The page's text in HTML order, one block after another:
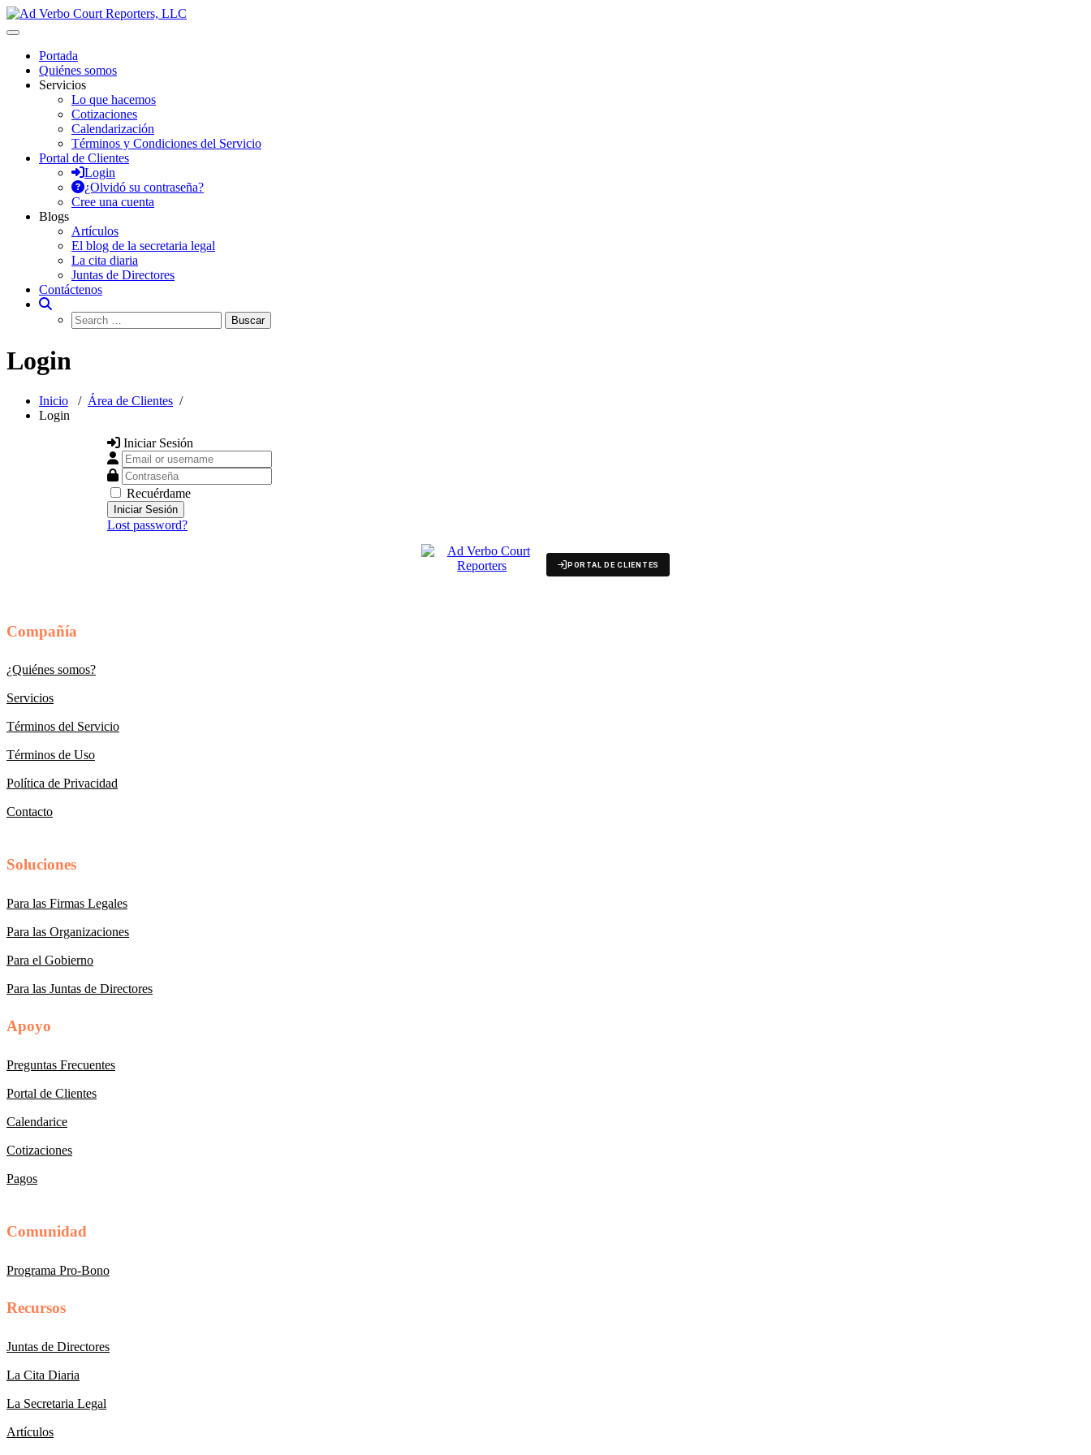
Saltar
al
Ad Verbo Court Reporters, LLC
reuniones y asambleas.
Portada
Quiénes somos
Servicios
Lo que hacemos
Cotizaciones
Calendarización
Términos y Condiciones del Servicio
Portal de Clientes
Login
¿Olvidó su contraseña?
Cree una cuenta
Blogs
Artículos
El blog de la secretaria legal
La cita diaria
Juntas de Directores
Contáctenos
Login
Inicio / Área de Clientes /
Login
Iniciar Sesión
Email or username
Contraseña
Recuérdame
Lost password?
PORTAL DE CLIENTES
Compañía
¿Quiénes somos?
Servicios
Términos del Servicio
Términos de Uso
Política de Privacidad
Contacto
Soluciones
Para las Firmas Legales
Para las Organizaciones
Para el Gobierno
Para las Juntas de Directores
Apoyo
Preguntas Frecuentes
Portal de Clientes
Calendarice
Cotizaciones
Pagos
Comunidad
Programa Pro-Bono
Recursos
Juntas de Directores
La Cita Diaria
La Secretaria Legal
Artículos